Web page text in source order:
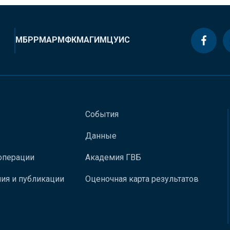
МБРРМАРМФКМАГИМЦУИС
и публикации
События
Данные
Академия ГВБ
Оценочная карта результатов